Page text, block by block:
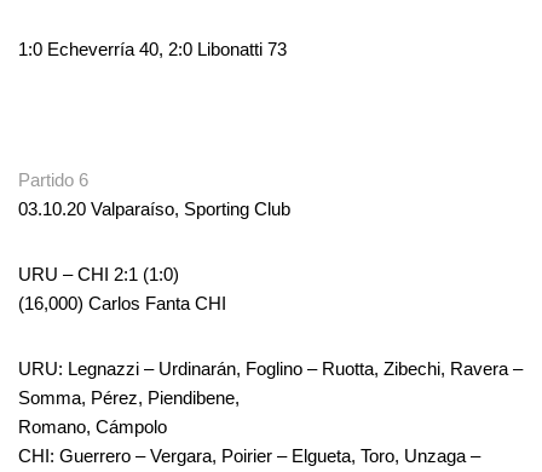
1:0 Echeverría 40, 2:0 Libonatti 73
Partido 6
03.10.20 Valparaíso, Sporting Club
URU – CHI 2:1 (1:0)
(16,000) Carlos Fanta CHI
URU: Legnazzi – Urdinarán, Foglino – Ruotta, Zibechi, Ravera –
Somma, Pérez, Piendibene,
Romano, Cámpolo
CHI: Guerrero – Vergara, Poirier – Elgueta, Toro, Unzaga –